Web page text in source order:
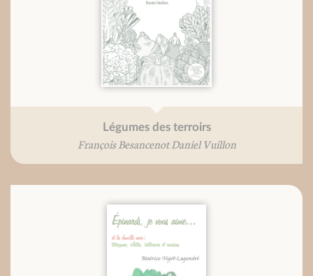
Légumes des terroirs
François Besancenot Daniel Vuillon